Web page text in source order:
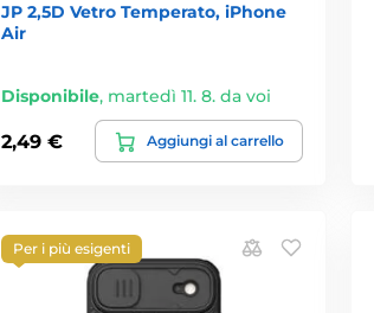
JP 2,5D Vetro Temperato, iPhone
Air
Disponibile, martedì 11. 8. da voi
2,49 € Aggiungi al carrello
Per i più esigenti